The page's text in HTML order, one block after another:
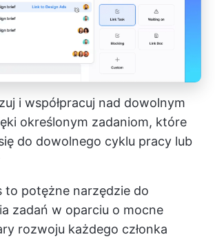
i współpracuj nad dowolnym
określonym zadaniom, które
do dowolnego cyklu pracy lub
to potężne narzędzie do
zadań w oparciu o mocne
rozwoju każdego członka